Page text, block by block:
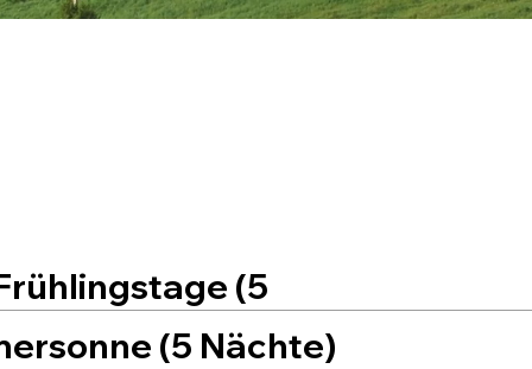
(5
(5 Nächte)